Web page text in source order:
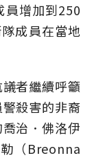
員增加到250
成員在當地
者繼續呼籲
殺害的非裔
治．佛洛伊
（Breonna